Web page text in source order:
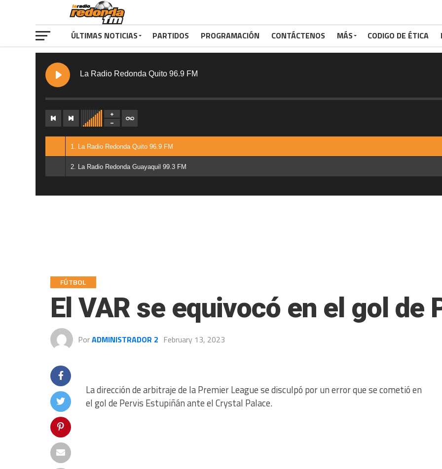
La Radio Redonda Quito 96.9 FM
1. La Radio Redonda Quito 96.9 FM
2. La Radio Redonda Guayaquil 99.3 FM
ÚLTIMAS NOTICIAS PARTIDOS PROGRAMACIÓN CONTÁCTENOS MÁS CODIGO DE ÉTICA
FÚTBOL
El VAR se equivocó en el gol de
PorADMINISTRADOR 2 February 13, 2023
La dirección de arbitraje de la Premier League se disculpó por un error que se cometió en
el gol de Pervis Estupiñán ante el Crystal Palace.